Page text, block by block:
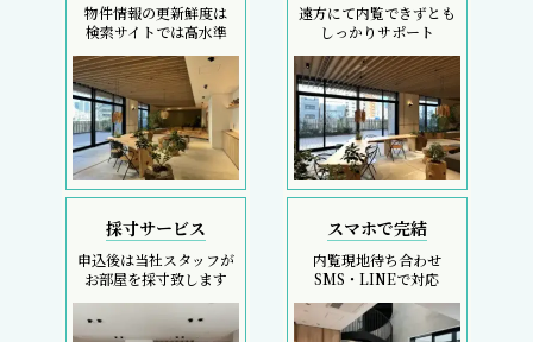
物件情報の更新鮮度は
検索サイトでは高水準
遠方にて内覧できずとも
しっかりサポート
採寸サービス
申込後は当社スタッフが
お部屋を採寸致します
スマホで完結
内覧現地待ち合わせ
SMS・LINEで対応